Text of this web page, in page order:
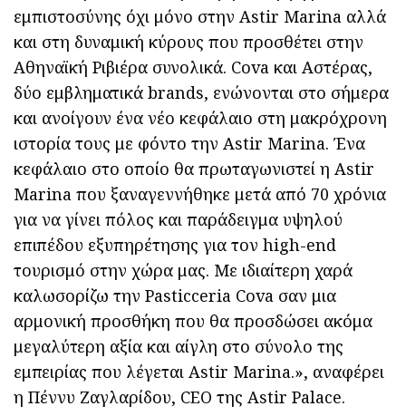
εμπιστοσύνης όχι μόνο στην Astir Marina αλλά
και στη δυναμική κύρους που προσθέτει στην
Αθηναϊκή Ριβιέρα συνολικά. Cova και Αστέρας,
δύο εμβληματικά brands, ενώνονται στο σήμερα
και ανοίγουν ένα νέο κεφάλαιο στη μακρόχρονη
ιστορία τους με φόντο την Astir Marina. Ένα
κεφάλαιο στο οποίο θα πρωταγωνιστεί η Astir
Marina που ξαναγεννήθηκε μετά από 70 χρόνια
για να γίνει πόλος και παράδειγμα υψηλού
επιπέδου εξυπηρέτησης για τον high-end
τουρισμό στην χώρα μας. Με ιδιαίτερη χαρά
καλωσορίζω την Pasticceria Cova σαν μια
αρμονική προσθήκη που θα προσδώσει ακόμα
μεγαλύτερη αξία και αίγλη στο σύνολο της
εμπειρίας που λέγεται Astir Marina.», αναφέρει
η Πέννυ Ζαγλαρίδου, CEO της Astir Palace.